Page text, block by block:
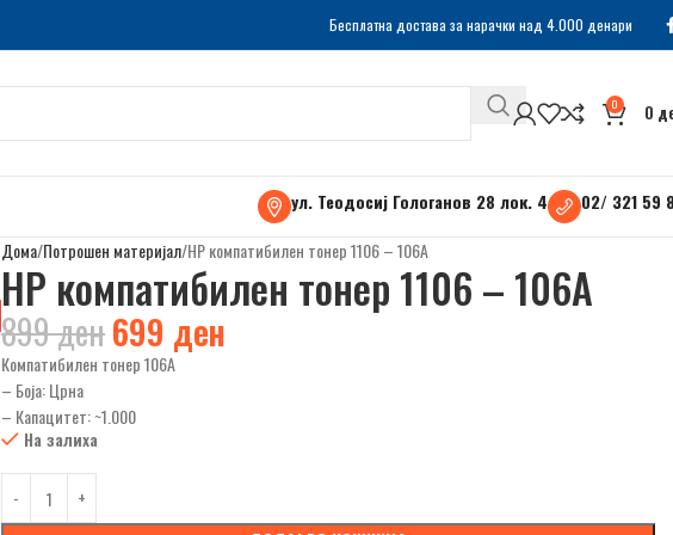
Бесплатна достава за нарачки над 4.000 денари
0 0
ул. Теодосиј Гологанов 28 лок. 4 02/ 321 59
Дома Потрошен материјал HP компатибилен тонер 1106 – 106A
HP компатибилен тонер 1106 – 106A
899ден699 ден
Компатибилен тонер 106А
– Боја: Црна
– Капацитет: ~1.000
На залиха